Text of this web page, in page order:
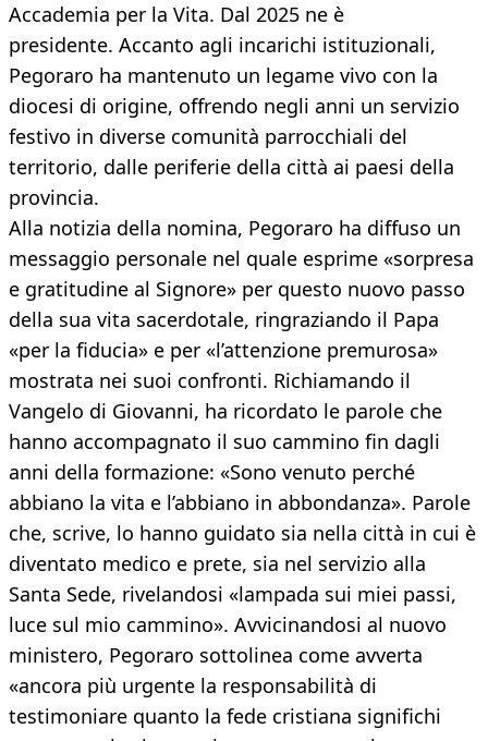
Accademia per la Vita. Dal 2025 ne è
presidente. Accanto agli incarichi istituzionali,
Pegoraro ha mantenuto un legame vivo con la
diocesi di origine, offrendo negli anni un servizio
festivo in diverse comunità parrocchiali del
territorio, dalle periferie della città ai paesi della
provincia.
Alla notizia della nomina, Pegoraro ha diffuso un
messaggio personale nel quale esprime «sorpresa
e gratitudine al Signore» per questo nuovo passo
della sua vita sacerdotale, ringraziando il Papa
«per la fiducia» e per «l’attenzione premurosa»
mostrata nei suoi confronti. Richiamando il
Vangelo di Giovanni, ha ricordato le parole che
hanno accompagnato il suo cammino fin dagli
anni della formazione: «Sono venuto perché
abbiano la vita e l’abbiano in abbondanza». Parole
che, scrive, lo hanno guidato sia nella città in cui è
diventato medico e prete, sia nel servizio alla
Santa Sede, rivelandosi «lampada sui miei passi,
luce sul mio cammino». Avvicinandosi al nuovo
ministero, Pegoraro sottolinea come avverta
«ancora più urgente la responsabilità di
testimoniare quanto la fede cristiana significhi